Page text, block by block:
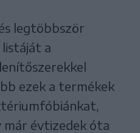
legtöbbször
a
ezek a termékek
már évtizedek óta